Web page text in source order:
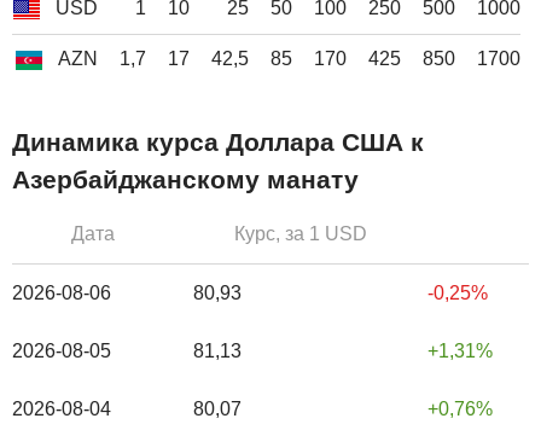
USD 1 10 25 50 100 250 500 1000
AZN 1,7 17 42,5 85 170 425 850 1700
Динамика курса Доллара США к
Азербайджанскому манату
Дата Курс, за 1 USD
2026-08-06 80,93 -0,25%
2026-08-05 81,13 1,31%
2026-08-04 80,07 0,76%